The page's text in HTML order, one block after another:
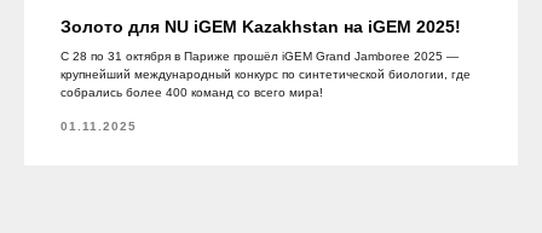
Золото для NU iGEM Kazakhstan на iGEM 2025!
С 28 по 31 октября в Париже прошёл iGEM Grand Jamboree 2025 —
крупнейший международный конкурс по синтетической биологии, где
собрались более 400 команд со всего мира!
01.11.2025